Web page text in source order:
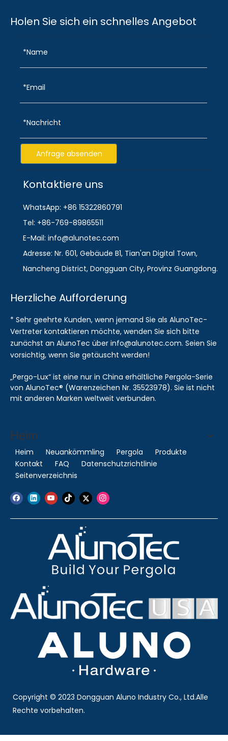
Holen Sie sich ein schnelles Angebot
Anfrage absenden
Kontaktiere uns
WhatsApp: +86 15322860791
Tel: +86-769-89865511
E-Mail: info@alunotec.com
Adresse: Nr. 601, Gebäude B1, Tian'an Digital Town,
Nancheng District, Dongguan City, Provinz Guangdong.
Herzliche Aufforderung
* Sehr geehrte Kunden, wenn jemand Sie als AlunoTec-
Vertreter kontaktieren möchte, wenden Sie sich bitte
zunächst an AlunoTec über info@alunotec.com. Seien Sie
vorsichtig, wenn Sie getäuscht werden!
„Pergo-Lux“ ist eine nur in China erhältliche Pergola-Serie
von AlunoTec® (Warenzeichen Nr. 35523978). Sie ist nicht
mit anderen Marken weltweit verbunden.
Heim
Heim Neuankömmling Pergola
Produkte
Kontakt
FAQ
Datenschutzrichtlinie
Seitenverzeichnis
Copyright © 2023 Dongguan Aluno Industry Co., Ltd.Alle
Rechte vorbehalten.